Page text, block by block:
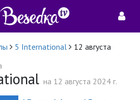
5 International
12 августа
на 12 августа 2024 г.